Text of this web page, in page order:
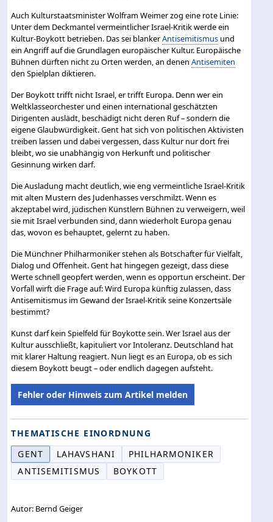
Auch Kulturstaatsminister Wolfram Weimer zog eine rote Linie:
Unter dem Deckmantel vermeintlicher Israel-Kritik werde ein
Kultur-Boykott betrieben. Das sei blankerAntisemitismus und
ein Angriff auf die Grundlagen europäischer Kultur. Europäische
Bühnen dürften nicht zu Orten werden, an denenAntisemiten
den Spielplan diktieren.
Der Boykott trifft nicht Israel, er trifft Europa. Denn wer ein
Weltklasseorchester und einen international geschätzten
Dirigenten auslädt, beschädigt nicht deren Ruf – sondern die
eigene Glaubwürdigkeit. Gent hat sich von politischen Aktivisten
treiben lassen und dabei vergessen, dass Kultur nur dort frei
bleibt, wo sie unabhängig von Herkunft und politischer
Gesinnung wirken darf.
Die Ausladung macht deutlich, wie eng vermeintliche Israel-Kritik
mit alten Mustern des Judenhasses verschmilzt. Wenn es
akzeptabel wird, jüdischen Künstlern Bühnen zu verweigern, weil
sie mit Israel verbunden sind, dann wiederholt Europa genau
das, wovon es behauptet, gelernt zu haben.
Die Münchner Philharmoniker stehen als Botschafter für Vielfalt,
Dialog und Offenheit. Gent hat hingegen gezeigt, dass diese
Werte schnell geopfert werden, wenn es opportun erscheint. Der
Vorfall wirft die Frage auf: Wird Europa künftig zulassen, dass
Antisemitismus im Gewand der Israel-Kritik seine Konzertsäle
bestimmt?
Kunst darf kein Spielfeld für Boykotte sein. Wer Israel aus der
Kultur ausschließt, kapituliert vor Intoleranz. Deutschland hat
mit klarer Haltung reagiert. Nun liegt es an Europa, ob es sich
diesem Boykott beugt – oder endlich dagegen aufsteht.
Fehler oder Hinweis zum Artikel melden
THEMATISCHE EINORDNUNG
GENT
LAHAVSHANI
PHILHARMONIKER
ANTISEMITISMUS
BOYKOTT
Autor: Bernd Geiger